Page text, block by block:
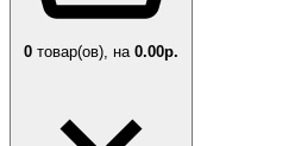
0 товар(ов), на 0.00р.